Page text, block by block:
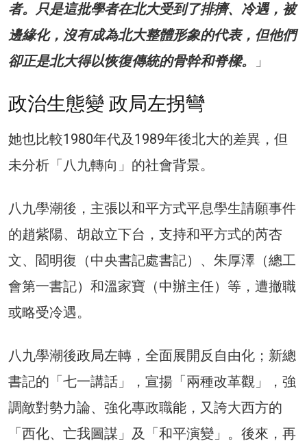
者。只是這批學者在北大受到了排擠、冷遇，被
邊緣化，沒有成為北大整體形象的代表，但他們
卻正是北大得以恢復傳統的骨幹和脊樑。
」
政治生態變 政局左拐彎
她也比較1980年代及1989年後北大的差異，但
未分析「八九轉向」的社會背景。
八九學潮後，主張以和平方式平息學生請願事件
的趙紫陽、胡啟立下台，支持和平方式的芮杏
文、閻明復（中央書記處書記）、朱厚澤（總工
會第一書記）和溫家寶（中辦主任）等，遭撤職
或略受冷遇。
八九學潮後政局左轉，全面展開反自由化；新總
書記的「七一講話」，宣揚「兩種改革觀」，強
調敵對勢力論、強化專政職能，又誇大西方的
「西化、亡我圖謀」及「和平演變」。後來，再